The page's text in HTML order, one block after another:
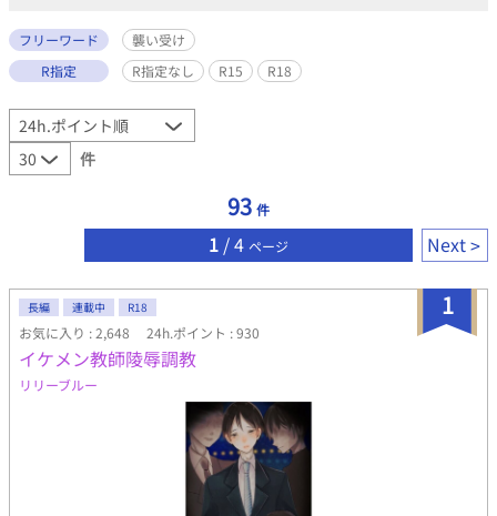
フリーワード
襲い受け
R指定
R指定なし R15 R18
件
93 件
1 / 4 ページ Next
1
長編 連載中 R18
お気に入り : 2,648 24h.ポイント : 930
イケメン教師陵辱調教
リリーブルー